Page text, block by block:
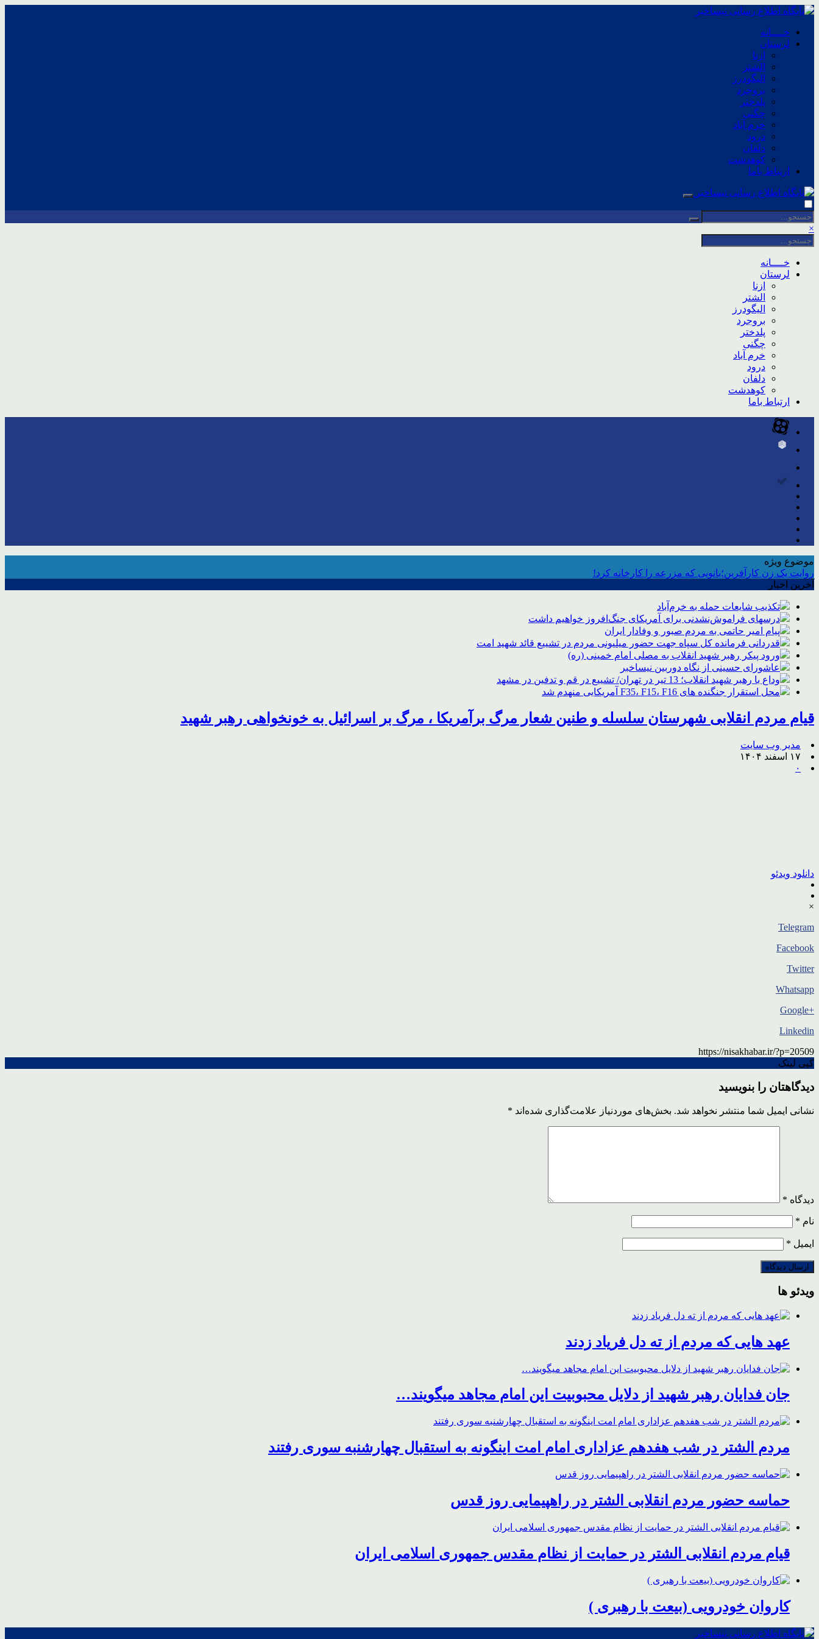
خــــانه
لرستان
ازنا
الشتر
الیگودرز
بروجرد
پلدختر
چگنی
خرم آباد
درود
دلفان
کوهدشت
ارتباط باما
×
خــــانه
لرستان
ازنا
الشتر
الیگودرز
بروجرد
پلدختر
چگنی
خرم آباد
درود
دلفان
کوهدشت
ارتباط باما
موضوع ویژه
روایت یک زن کارآفرین؛بانویی که مزرعه را کارخانه کرد!
آخرین اخبار
تکذیب شایعات حمله به خرم‌آباد
درسهای فراموش‌نشدنی برای آمریکای جنگ‌افروز خواهیم داشت
پیام امیر حاتمی به مردم صبور و وفادار ایران
قدردانی فرمانده کل سپاه جهت حضور میلیونی مردم در تشییع قائد شهید امت
ورود پیکر رهبر شهید انقلاب به مصلی امام خمینی (ره)
عاشورای حسینی از نگاه دوربین نیساخبر
وداع با رهبر شهید انقلاب؛ 13 تیر در تهران/ تشییع در قم و تدفین در مشهد
محل استقرار جنگنده های F35، F15، F16 آمریکایی منهدم شد
قیام مردم انقلابی شهرستان سلسله و طنین شعار مرگ برآمریکا ، مرگ بر اسرائیل به خونخواهی رهبر شهید
مدیر وب سایت
۱۷ اسفند ۱۴۰۴
۰
دانلود ویدئو
×
Telegram
Facebook
Twitter
Whatsapp
+Google
Linkedin
https://nisakhabar.ir/?p=20509
کپی لینک
دیدگاهتان را بنویسید
نشانی ایمیل شما منتشر نخواهد شد. بخش‌های موردنیاز علامت‌گذاری شده‌اند *
دیدگاه *
نام *
ایمیل *
ویدئو ها
عهد هایی که مردم از ته دل فریاد زدند
جان فدایان رهبر شهید از دلایل محبوبیت این امام مجاهد میگویند…
مردم الشتر در شب هفدهم عزاداری امام امت اینگونه به استقبال چهارشنبه سوری رفتند
حماسه حضور مردم انقلابی الشتر در راهپیمایی روز قدس
قیام مردم انقلابی الشتر در حمایت از نظام مقدس جمهوری اسلامی ایران
کاروان خودرویی (بیعت با رهبری )